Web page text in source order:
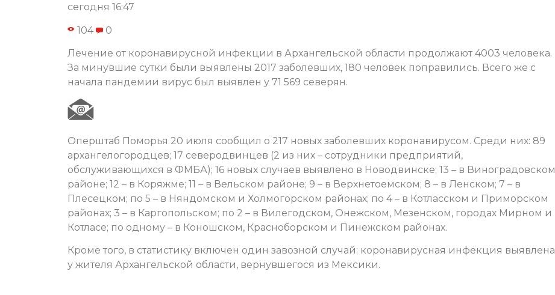
сегодня 16:47
104 0
Лечение от коронавирусной инфекции в Архангельской области продолжают 4003 человека.
За минувшие сутки были выявлены 2017 заболевших, 180 человек поправились. Всего же с
начала пандемии вирус был выявлен у 71 569 северян.
Оперштаб Поморья 20 июля сообщил о 217 новых заболевших коронавирусом. Среди них: 89
архангелогородцев; 17 северодвинцев (2 из них – сотрудники предприятий,
обслуживающихся в ФМБА); 16 новых случаев выявлено в Новодвинске; 13 – в Виноградовском
районе; 12 – в Коряжме; 11 – в Вельском районе; 9 – в Верхнетоемском; 8 – в Ленском; 7 – в
Плесецком; по 5 – в Няндомском и Холмогорском районах; по 4 – в Котласском и Приморском
районах; 3 – в Каргопольском; по 2 – в Вилегодском, Онежском, Мезенском, городах Мирном и
Котласе; по одному – в Коношском, Красноборском и Пинежском районах.
Кроме того, в статистику включен один завозной случай: коронавирусная инфекция выявлена
у жителя Архангельской области, вернувшегося из Мексики.